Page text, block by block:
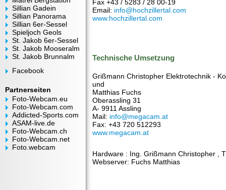
Sillian Gadein
Sillian Panorama
Sillian 6er-Sessel
Spieljoch Geols
St. Jakob 6er-Sessel
St. Jakob Mooseralm
St. Jakob Brunnalm
Facebook
Partnerseiten
Foto-Webcam.eu
Foto-Webcam.com
Addicted-Sports.com
ASAM-live.de
Foto-Webcam.ch
Foto-Webcam.net
Foto.webcam
Fax +43 / 5283 / 28 00-19
Email: info@hochzillertal.com
www.hochzillertal.com
Technische Umsetzung
Grißmann Christopher Elektrotechnik -
und
Matthias Fuchs
Oberassling 31
A- 9911 Assling
Mail: info@megacam.at
Fax: +43 720 512293
www.megacam.at
Hardware : Ing. Grißmann Christopher ,
Webserver: Fuchs Matthias